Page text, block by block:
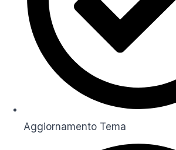
Aggiornamento Tema